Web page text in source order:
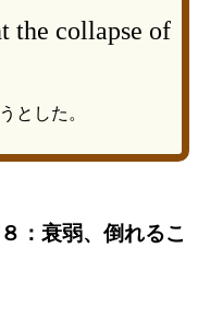
the collapse of
とした。
：衰弱、倒れるこ